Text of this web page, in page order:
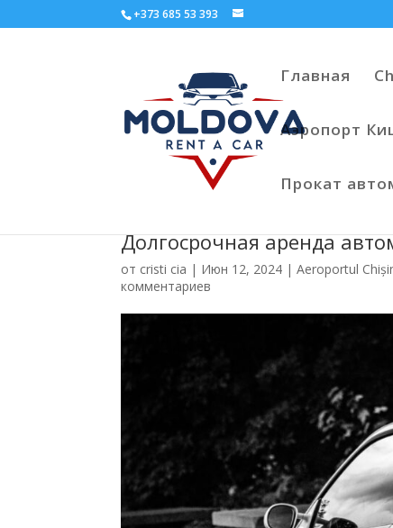
+373 685 53 393
Главная
Аэропорт
Прокат
Долгосрочная аренда
от cristi cia | Июн 12, 2024 |Aeroportul
комментариев